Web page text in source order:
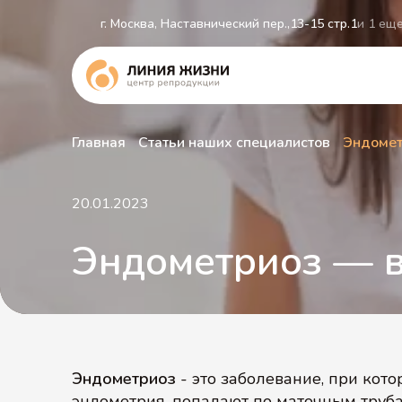
г. Москва, Наставнический пер.,13-15 стр.1и 1 еще
ЭКО 2.0
ЭКО с собственными витрифицированными
ооцитами
Партнерский перенос эмбриона
ЭКО + micro-TESE
ЭКО при эндометриозе
Главная Статьи наших специалистов
20.01.2023
Эндометриоз —
Эндометриоз - это заболевание, при